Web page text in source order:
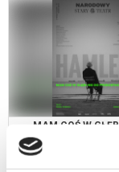
MAM COŚ W
PRZEDSTAWIENIA.